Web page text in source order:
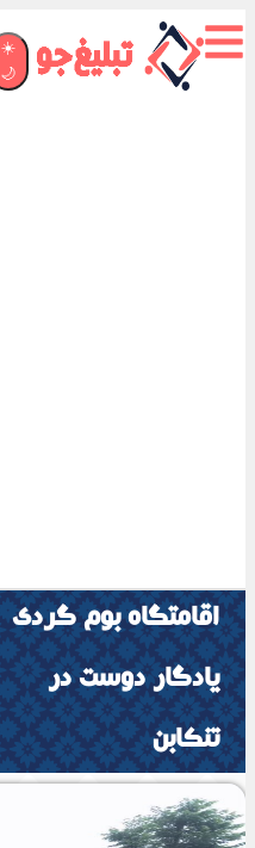
☀️
🌙
اقامتگاه بوم گردی
یادگار دوست در
تنکابن